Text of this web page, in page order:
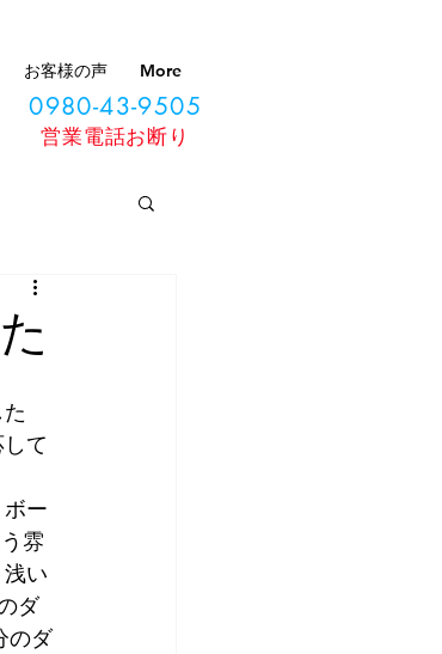
お客様の声 More
0980-43-9505
​営業電話お断り
て
ー
雰
い
ダ
のダ